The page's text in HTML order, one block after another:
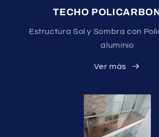
TECHO
Estructura Sol y Sombra con
aluminio
Ver más